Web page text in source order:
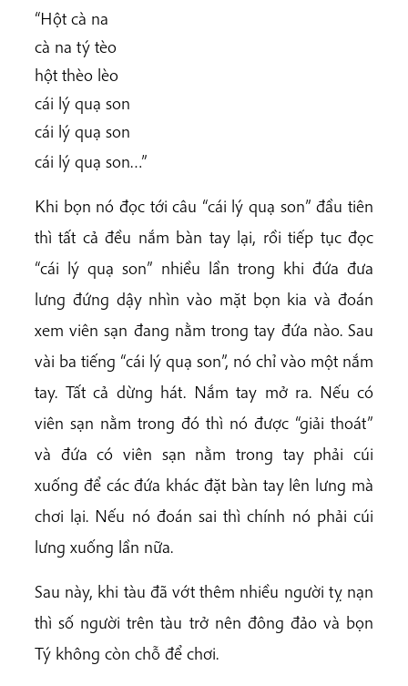
“Hột cà na
cà na tý tèo
hột thèo lèo
cái lý quạ son
cái lý quạ son
cái lý quạ son…”
Khi bọn nó đọc tới câu “cái lý quạ son” đầu tiên
thì tất cả đều nắm bàn tay lại, rồi tiếp tục đọc
“cái lý quạ son” nhiều lần trong khi đứa đưa
lưng đứng dậy nhìn vào mặt bọn kia và đoán
xem viên sạn đang nằm trong tay đứa nào. Sau
vài ba tiếng “cái lý quạ son”, nó chỉ vào một nắm
tay. Tất cả dừng hát. Nắm tay mở ra. Nếu có
viên sạn nằm trong đó thì nó được “giải thoát”
và đứa có viên sạn nằm trong tay phải cúi
xuống để các đứa khác đặt bàn tay lên lưng mà
chơi lại. Nếu nó đoán sai thì chính nó phải cúi
lưng xuống lần nữa.
Sau này, khi tàu đã vớt thêm nhiều người tỵ nạn
thì số người trên tàu trở nên đông đảo và bọn
Tý không còn chỗ để chơi.